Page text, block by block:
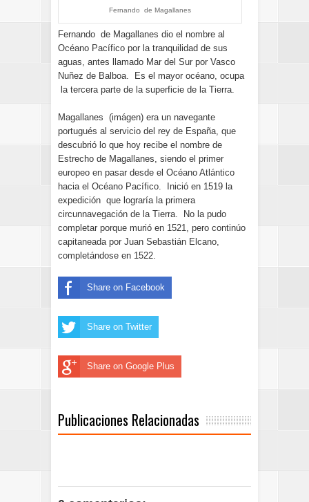
Fernando de Magallanes
Fernando de Magallanes dio el nombre al
Océano Pacífico por la tranquilidad de sus
aguas, antes llamado Mar del Sur por Vasco
Nuñez de Balboa. Es el mayor océano, ocupa
la tercera parte de la superficie de la Tierra.
Magallanes (imágen) era un navegante
portugués al servicio del rey de España, que
descubrió lo que hoy recibe el nombre de
Estrecho de Magallanes, siendo el primer
europeo en pasar desde el Océano Atlántico
hacia el Océano Pacífico. Inició en 1519 la
expedición que lograría la primera
circunnavegación de la Tierra. No la pudo
completar porque murió en 1521, pero continúo
capitaneada por Juan Sebastián Elcano,
completándose en 1522.
Share on Facebook
Share on Twitter
Share on Google Plus
Publicaciones Relacionadas